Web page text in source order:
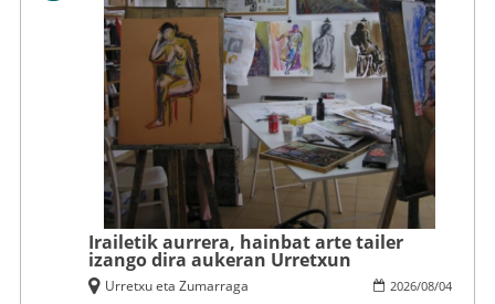
Irailetik aurrera, hainbat arte tailer
izango dira aukeran Urretxun
2026/08/04
Urretxu eta Zumarraga